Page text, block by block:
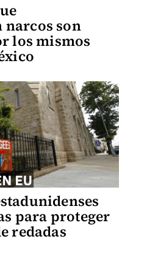
son
los mismos
para proteger
redadas